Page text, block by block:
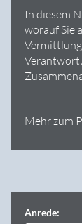
In diesem
worauf Sie
Mehr zum
Anrede: